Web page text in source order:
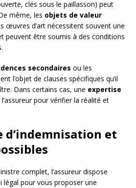
clés sous le paillasson) peut
même, les objets de valeur
œuvres d’art nécessitent souvent une
peuvent être soumis à des conditions
secondaires ou les
l’objet de clauses spécifiques qu’il
Dans certains cas, une expertise
pour vérifier la réalité et
d’indemnisation et
complet, l’assureur dispose
légal pour vous proposer une